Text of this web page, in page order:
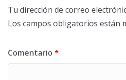
Tu dirección de correo
Los campos obligatorios están
Comentario *